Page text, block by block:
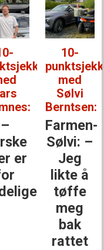
–
er
10-
med
Sølvi
Berntsen:
Farmen-
Sølvi: –
Jeg
likte å
tøffe
meg
bak
rattet